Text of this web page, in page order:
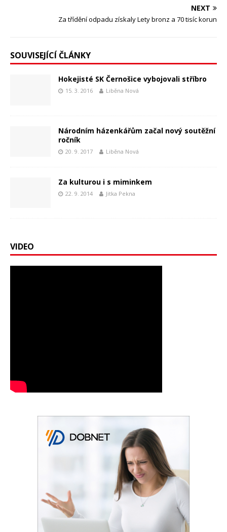
NEXT
Za třídění odpadu získaly Lety bronz a 70 tisíc korun
SOUVISEJÍCÍ ČLÁNKY
Hokejisté SK Černošice vybojovali stříbro
15. 3. 2016 Liběna Nová
Národním házenkářům začal nový soutěžní
ročník
20. 9. 2017 Liběna Nová
Za kulturou i s miminkem
22. 9. 2014 Jitka Pekna
VIDEO